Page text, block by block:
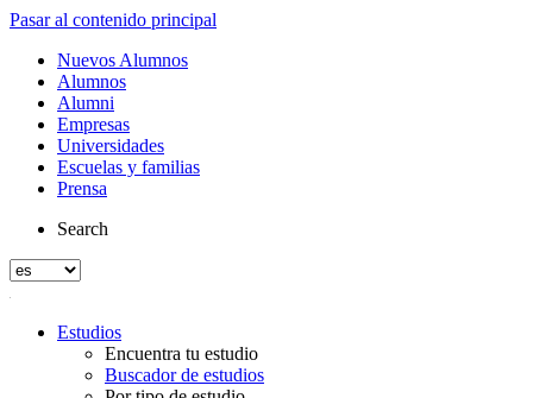
Pasar al contenido principal
Nuevos Alumnos
Alumnos
Alumni
Empresas
Universidades
Escuelas y familias
Prensa
Search
Estudios
Encuentra tu estudio
Buscador de estudios